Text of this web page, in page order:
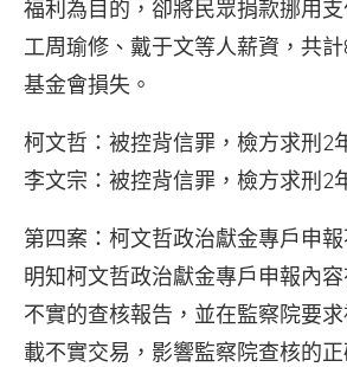
福利為目的，卻將民眾捐款挪用
工周瑜修、戴于文等人薪資，共
基金會損失。
柯文哲：被控背信罪，檢方求刑2
李文宗：被控背信罪，檢方求刑2
第四案：柯文哲政治獻金專戶申
明知柯文哲政治獻金專戶申報內
不實的查核報告，並在監察院要
載不實交易，影響監察院查核的正